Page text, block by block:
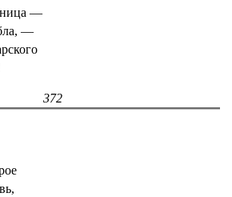
—
—
372